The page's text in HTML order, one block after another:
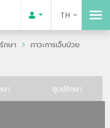
TH
กษา
ภาวะการเจ็บป่วย
ษา ศูนย์รักษา